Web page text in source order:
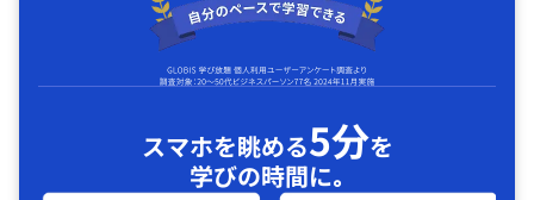
スマホを眺める5分を
学びの時間に｡